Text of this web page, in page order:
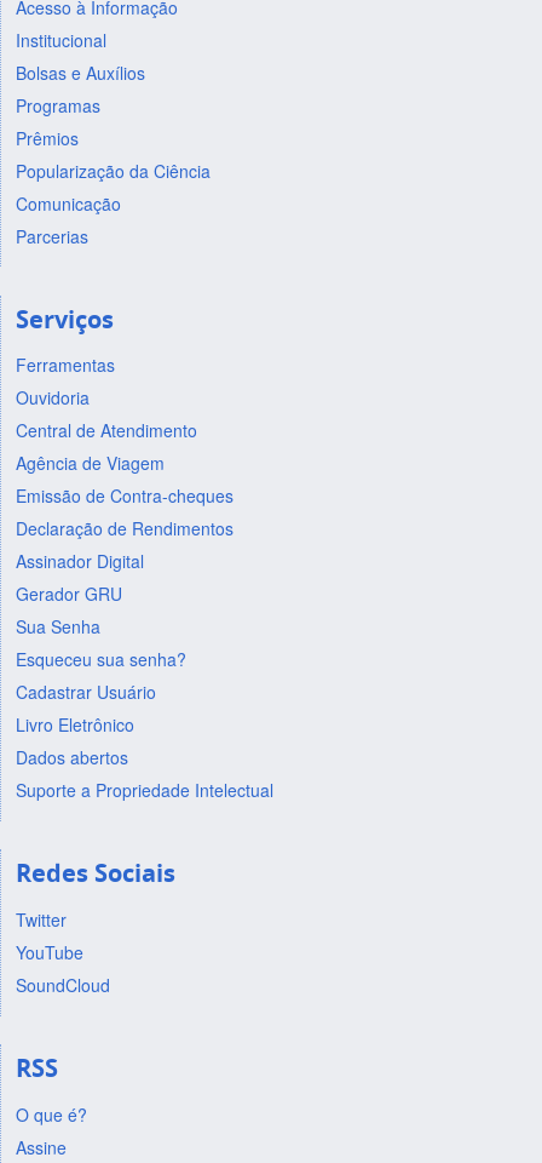
Acesso à Informação
Institucional
Bolsas e Auxílios
Programas
Prêmios
Popularização da Ciência
Comunicação
Parcerias
Serviços
Ferramentas
Ouvidoria
Central de Atendimento
Agência de Viagem
Emissão de Contra-cheques
Declaração de Rendimentos
Assinador Digital
Gerador GRU
Sua Senha
Esqueceu sua senha?
Cadastrar Usuário
Livro Eletrônico
Dados abertos
Suporte a Propriedade Intelectual
Redes Sociais
Twitter
YouTube
SoundCloud
RSS
O que é?
Assine